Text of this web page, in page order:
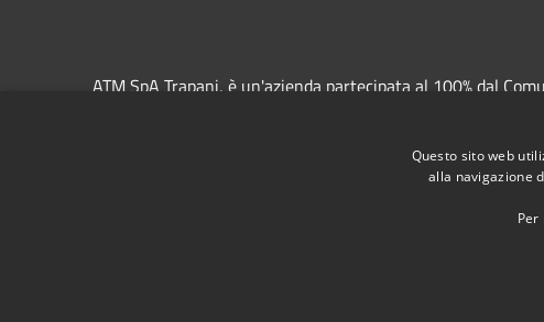
ATM SpA Trapani, è un'azienda partecipata al 100% dal
Trapani e di Erice-Casa Santa. ATM, inoltre, gestisce in
e la manutenzione della segnaletica orizzontale e verticale.
Questo sito web
alla navigazione